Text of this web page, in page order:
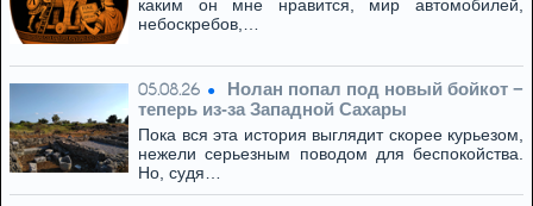
каким он мне нравится, мир автомобилей,
небоскребов,…
05.08.26
Нолан попал под новый бойкот −
теперь из‑за Западной Сахары
Пока вся эта история выглядит скорее курьезом,
нежели серьезным поводом для беспокойства.
Но, судя…